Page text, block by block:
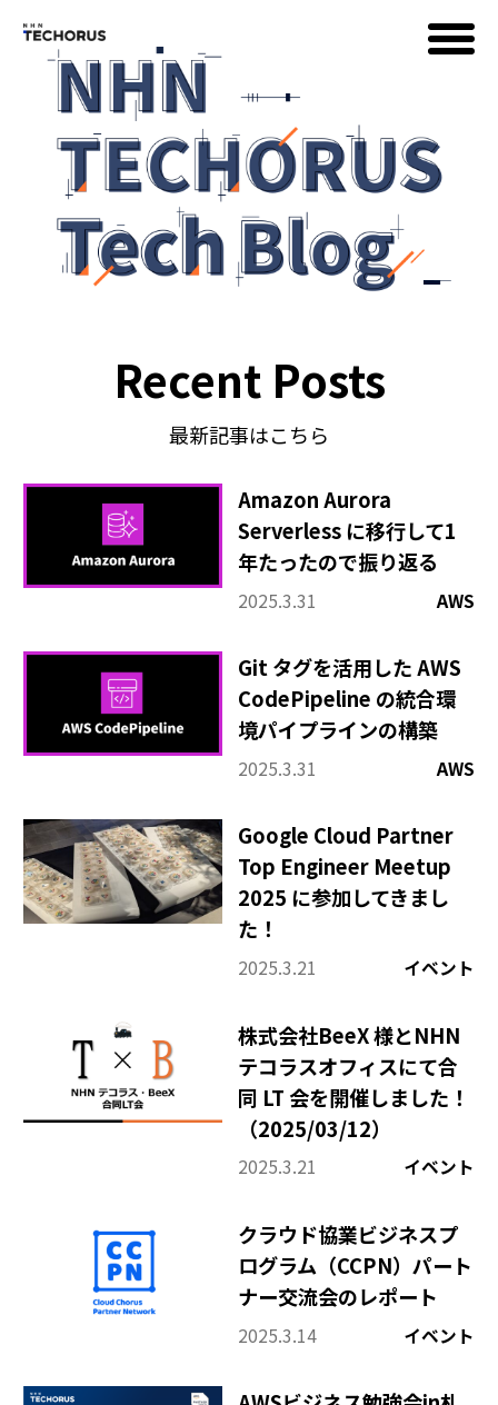
AWS
Google Cloud
コラム
その他
Recent Posts
最新記事はこちら
Amazon Aurora
Serverless に移行して1
年たったので振り返る
2025.3.31 AWS
Git タグを活用した AWS
CodePipeline の統合環
境パイプラインの構築
2025.3.31 AWS
Google Cloud Partner
Top Engineer Meetup
2025 に参加してきまし
た！
2025.3.21 イベント
株式会社BeeX 様とNHN
テコラスオフィスにて合
同 LT 会を開催しました！
（2025/03/12）
2025.3.21 イベント
クラウド協業ビジネスプ
ログラム（CCPN）パート
ナー交流会のレポート
2025.3.14 イベント